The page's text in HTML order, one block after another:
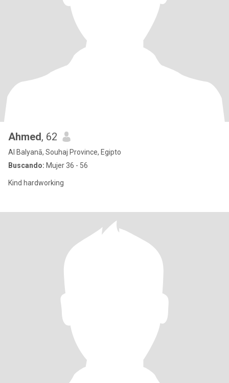
Ahmed, 62
Al Balyanā, Souhaj Province, Egipto
Buscando: Mujer 36 - 56
Kind hardworking